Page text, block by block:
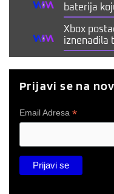
baterija
Xbox
iznenadila
Prijavi se na
Email Adresa *